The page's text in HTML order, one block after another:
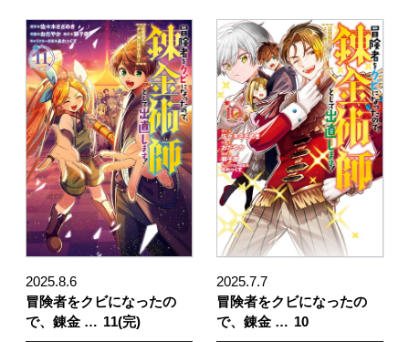
2025.8.6
冒険者をクビになったの
で、錬金 … 11(完)
2025.7.7
冒険者をクビになったの
で、錬金 … 10